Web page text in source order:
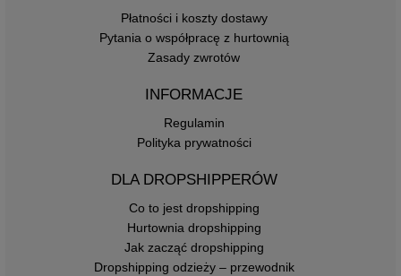
Płatności i koszty dostawy
Pytania o współpracę z hurtownią
Zasady zwrotów
INFORMACJE
Regulamin
Polityka prywatności
DLA DROPSHIPPERÓW
Co to jest dropshipping
Hurtownia dropshipping
Jak zacząć dropshipping
Dropshipping odzieży – przewodnik